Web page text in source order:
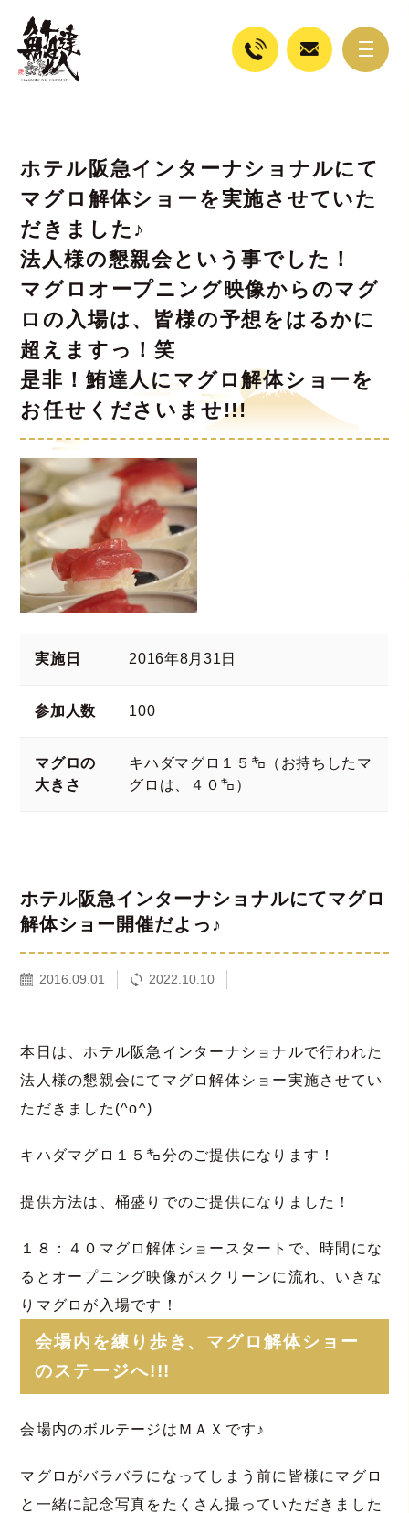
ホテル阪急インターナショナルにて
マグロ解体ショーを実施させていた
だきました♪
法人様の懇親会という事でした！
マグロオープニング映像からのマグ
ロの入場は、皆様の予想をはるかに
超えますっ！笑
是非！鮪達人にマグロ解体ショーを
お任せくださいませ!!!
実施日 2016年8月31日
参加人数 100
マグロの
大きさ
キハダマグロ１５㌔（お持ちしたマ
グロは、４０㌔）
ホテル阪急インターナショナルにてマグロ
解体ショー開催だよっ♪
2016.09.01 2022.10.10
本日は、ホテル阪急インターナショナルで行われた
法人様の懇親会にてマグロ解体ショー実施させてい
ただきました(^o^)
キハダマグロ１５㌔分のご提供になります！
提供方法は、桶盛りでのご提供になりました！
１８：４０マグロ解体ショースタートで、時間にな
るとオープニング映像がスクリーンに流れ、いきな
りマグロが入場です！
会場内を練り歩き、マグロ解体ショー
のステージへ!!!
会場内のボルテージはＭＡＸです♪
マグロがバラバラになってしまう前に皆様にマグロ
と一緒に記念写真をたくさん撮っていただきました